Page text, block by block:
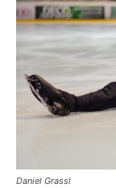
Daniel Grassl